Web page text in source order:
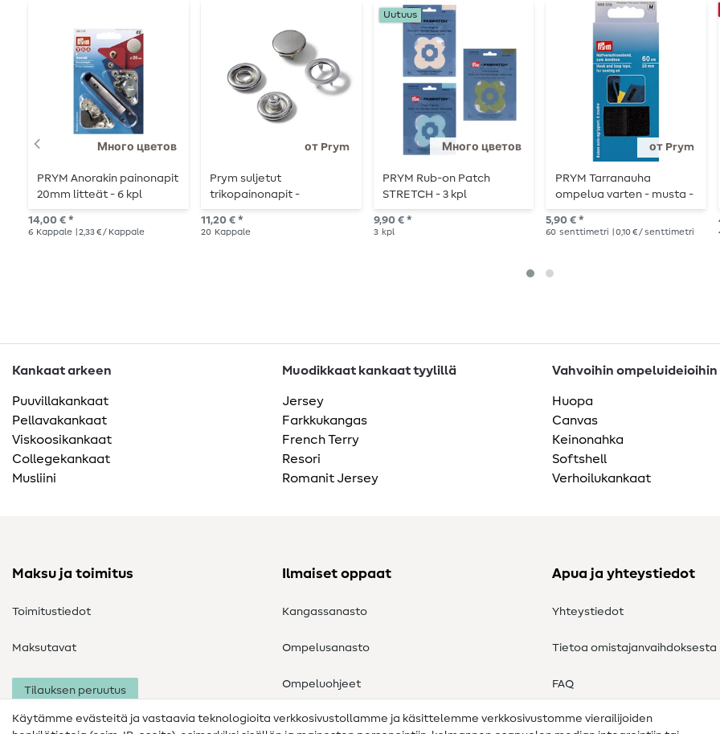
Много цветов
PRYM Anorakin painonapit
20mm litteät - 6 kpl
14,00 € *
6 Kappale | 2,33 € / Kappale
от Prym
Prym suljetut
trikopainonapit -
hopeanväriset - 10 mm -
täydennyspakkaus - 20
11,20 € *
20 Kappale
Много цветов
Uutuus
PRYM Rub-on Patch
STRETCH - 3 kpl
9,90 € *
3 kpl
от Prym
PRYM Tarranauha
ompelua varten - musta -
20mm - 60cm pituus
5,90 € *
60 senttimetri | 0,10 € / senttimetri
Kankaat arkeen
Puuvillakankaat
Pellavakankaat
Viskoosikankaat
Collegekankaat
Musliini
Muodikkaat kankaat tyylillä
Jersey
Farkkukangas
French Terry
Resori
Romanit Jersey
Vahvoihin ompeluideioihin
Huopa
Canvas
Keinonahka
Softshell
Verhoilukankaat
Maksu ja toimitus
Toimitustiedot
Maksutavat
Tilauksen peruutus
Ilmaiset oppaat
Kangassanasto
Ompelusanasto
Ompeluohjeet
Apua ja yhteystiedot
Yhteystiedot
Tietoa omistajanvaihdoksesta
FAQ
Peruutusoikeus
Käytämme evästeitä ja vastaavia teknologioita verkkosivustollamme ja käsittelemme verkkosivustomme vierailijoiden